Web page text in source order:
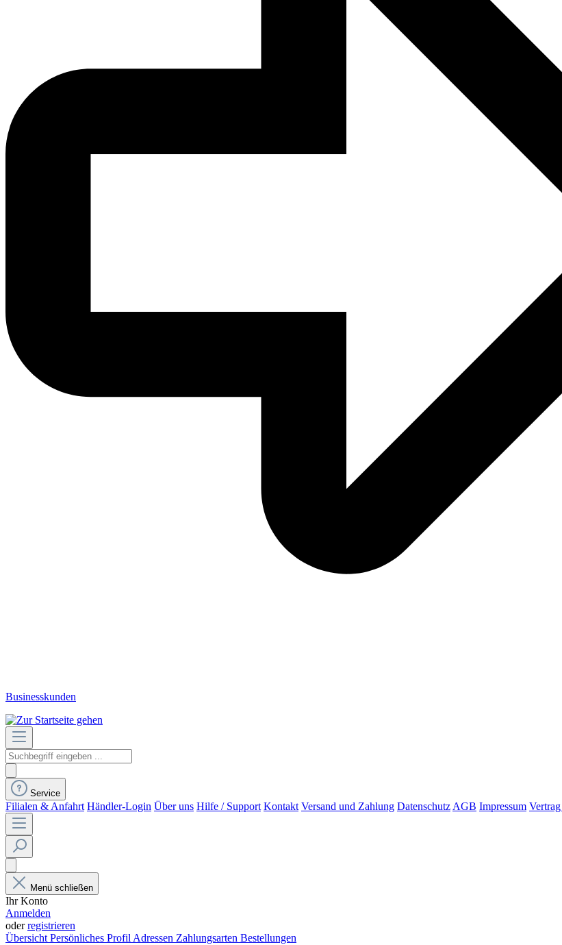
Businesskunden
Service
Filialen & Anfahrt Händler-Login Über uns Hilfe / Support Kontakt Versand und Zahlung DatenschutzAGB Impressum
Menü schließen
Ihr Konto
Anmelden
oderregistrieren
ÜbersichtPersönliches ProfilAdressen Zahlungsarten Bestellungen